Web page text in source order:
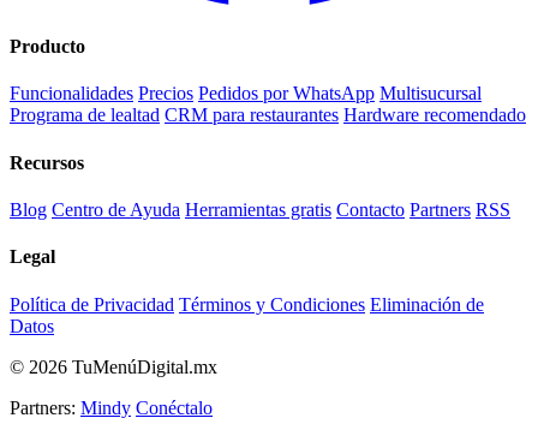
Producto
Funcionalidades Precios Pedidos por WhatsApp Multisucursal
Programa de lealtad CRM para restaurantes Hardware recomendado
Recursos
Blog Centro de Ayuda Herramientas gratis Contacto Partners RSS
Legal
Política de Privacidad Términos y Condiciones Eliminación de
Datos
© 2026 TuMenúDigital.mx
Partners: Mindy Conéctalo